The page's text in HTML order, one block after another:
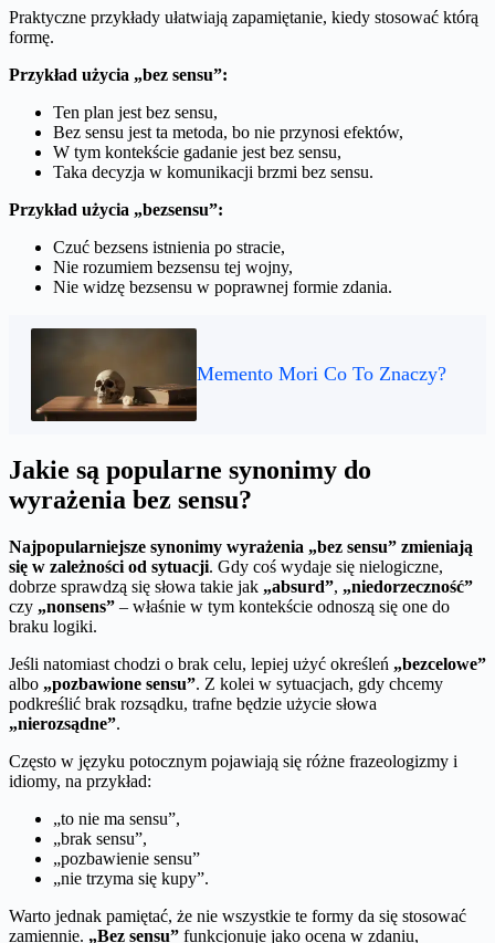
Praktyczne przykłady ułatwiają zapamiętanie, kiedy stosować którą
formę.
Przykład użycia „bez sensu”:
Ten plan jest bez sensu,
Bez sensu jest ta metoda, bo nie przynosi efektów,
W tym kontekście gadanie jest bez sensu,
Taka decyzja w komunikacji brzmi bez sensu.
Przykład użycia „bezsensu”:
Czuć bezsens istnienia po stracie,
Nie rozumiem bezsensu tej wojny,
Nie widzę bezsensu w poprawnej formie zdania.
Memento Mori Co To Znaczy?
Jakie są popularne synonimy do
wyrażenia bez sensu?
Najpopularniejsze synonimy wyrażenia „bez sensu” zmieniają
się w zależności od sytuacji. Gdy coś wydaje się nielogiczne,
dobrze sprawdzą się słowa takie jak „absurd”, „niedorzeczność”
czy „nonsens” – właśnie w tym kontekście odnoszą się one do
braku logiki.
Jeśli natomiast chodzi o brak celu, lepiej użyć określeń „bezcelowe”
albo „pozbawione sensu”. Z kolei w sytuacjach, gdy chcemy
podkreślić brak rozsądku, trafne będzie użycie słowa
„nierozsądne”.
Często w języku potocznym pojawiają się różne frazeologizmy i
idiomy, na przykład:
„to nie ma sensu”,
„brak sensu”,
„pozbawienie sensu”
„nie trzyma się kupy”.
Warto jednak pamiętać, że nie wszystkie te formy da się stosować
zamiennie. „Bez sensu” funkcjonuje jako ocena w zdaniu,